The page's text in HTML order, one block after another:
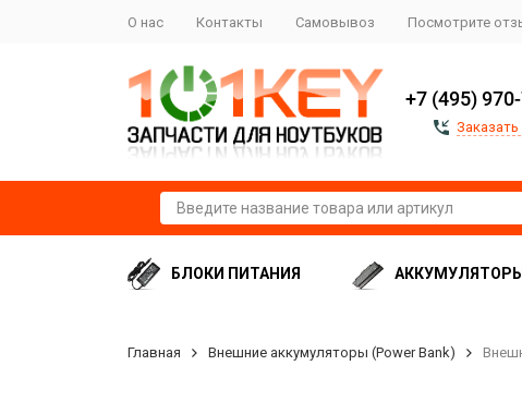
О нас Контакты Самовывоз Посмотрите
+7 (495)
БЛОКИ ПИТАНИЯ
Главная Внешние аккумуляторы (Power Bank)